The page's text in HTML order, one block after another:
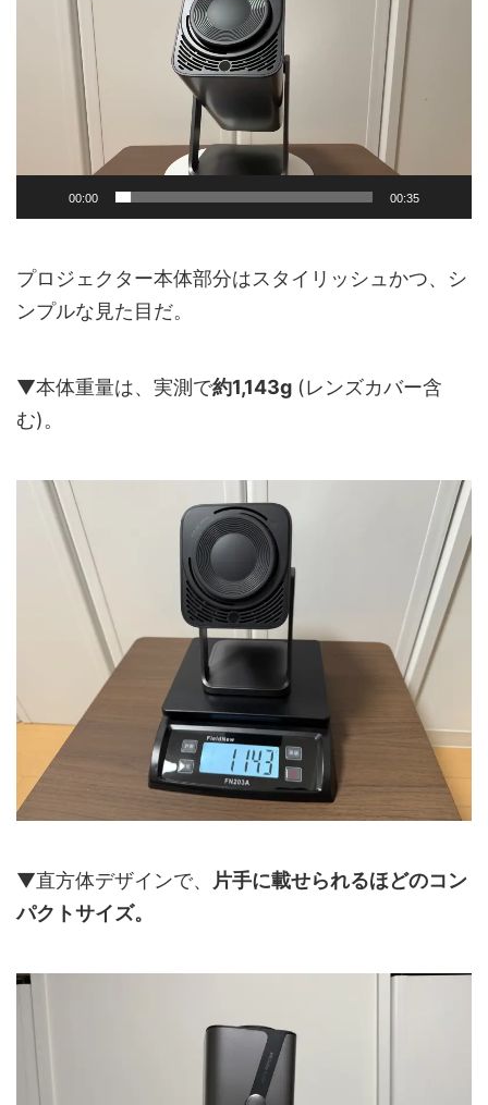
00:00 00:35
プロジェクター本体部分はスタイリッシュかつ、シ
ンプルな見た目だ。
▼本体重量は、実測で約1,143g (レンズカバー含
む)。
▼直方体デザインで、
片手に載せられるほどのコン
パクトサイズ。